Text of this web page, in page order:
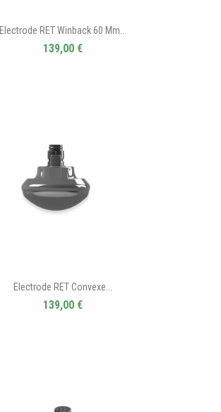
Electrode RET Winback 60 Mm...
139,00 €
Electrode RET Convexe...
139,00 €